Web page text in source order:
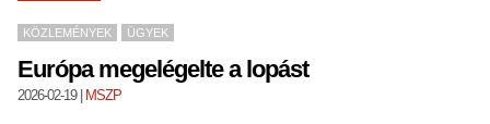
KÖZLEMÉNYEK ÜGYEK
Európa megelégelte a lopást
2026-02-19| MSZP